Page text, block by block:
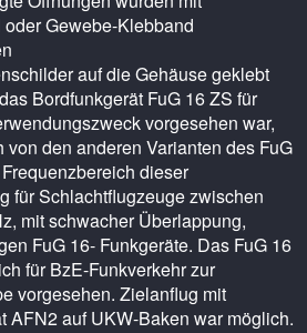
Gewebe-Klebband
auf die Gehäuse geklebt
Bordfunkgerät FuG 16 ZS für
vorgesehen war,
von den anderen Varianten des FuG
dieser
für Schlachtflugzeuge zwischen
mit schwacher Überlappung,
FuG 16- Funkgeräte. Das FuG 16
für BzE-Funkverkehr zur
vorgesehen. Zielanflug mit
AFN2 auf UKW-Baken war möglich.